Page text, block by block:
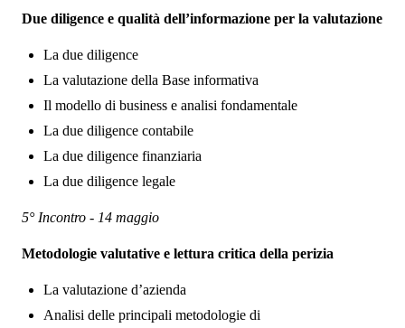
Due diligence e qualità dell’informazione per la valutazione
La due diligence
La valutazione della Base informativa
Il modello di business e analisi fondamentale
La due diligence contabile
La due diligence finanziaria
La due diligence legale
5° Incontro - 14 maggio
Metodologie valutative e lettura critica della perizia
La valutazione d’azienda
Analisi delle principali metodologie di